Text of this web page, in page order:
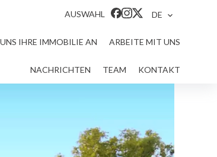
AUSWAHL DE
IHRE IMMOBILIE AN ARBEITE MIT UNS
NACHRICHTEN TEAM KONTAKT